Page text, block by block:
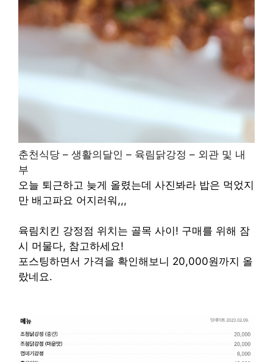
춘천식당 – 생활의달인 – 육림닭강정 – 외관 및 내
부
오늘 퇴근하고 늦게 올렸는데 사진봐라 밥은 먹었지
만 배고파요 어지러워,,,
육림치킨 강정점 위치는 골목 사이! 구매를 위해 잠
시 머물다, 참고하세요!
포스팅하면서 가격을 확인해보니 20,000원까지 올
랐네요.